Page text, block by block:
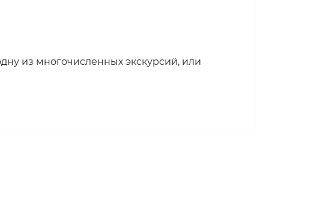
из многочисленных экскурсий, или